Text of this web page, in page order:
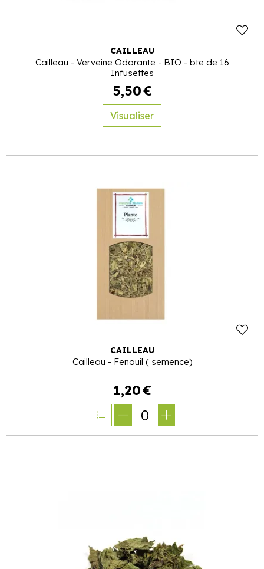
CAILLEAU
Cailleau - Verveine Odorante - BIO - bte de 16
Infusettes
5,50€
Visualiser
CAILLEAU
Cailleau - Fenouil ( semence)
1,20€
0